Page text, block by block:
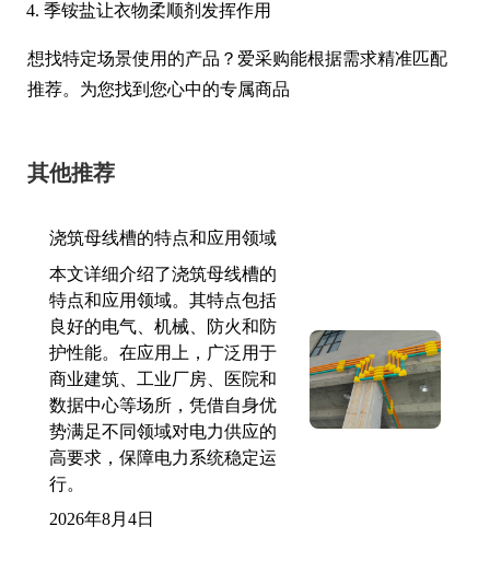
季铵盐让衣物柔顺剂发挥作用
想找特定场景使用的产品？爱采购能根据需求精准匹配
推荐。为您找到您心中的专属商品
其他推荐
浇筑母线槽的特点和应用领域
本文详细介绍了浇筑母线槽的
特点和应用领域。其特点包括
良好的电气、机械、防火和防
护性能。在应用上，广泛用于
商业建筑、工业厂房、医院和
数据中心等场所，凭借自身优
势满足不同领域对电力供应的
高要求，保障电力系统稳定运
行。
2026年8月4日